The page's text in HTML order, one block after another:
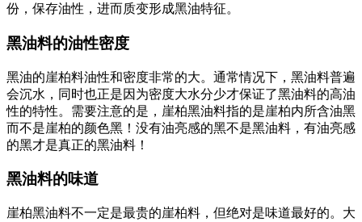
份，保存油性，进而质变形成黑油特征。
黑油料的油性密度
黑油的崖柏料油性和密度非常的大。通常情况下，黑油料普遍
会沉水，同时也正是因为密度大水分少才保证了黑油料的高油
性的特性。需要注意的是，崖柏黑油料指的是崖柏内所含油黑
而不是崖柏的颜色黑！没有油亮感的黑不是黑油料，有油亮感
的黑才是真正的黑油料！
黑油料的味道
崖柏黑油料不一定是最贵的崖柏料，但绝对是味道最好的。大